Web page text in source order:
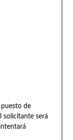
de
solicitante será